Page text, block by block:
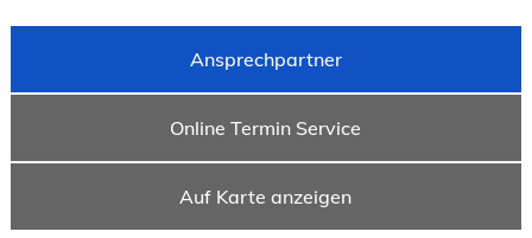
Ansprechpartner
Online Termin Service
Auf Karte anzeigen